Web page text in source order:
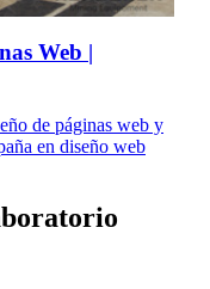
Web |
de páginas web y
en diseño web